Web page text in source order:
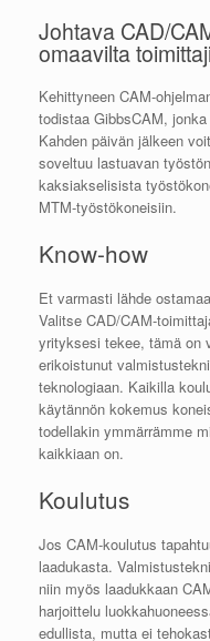
Johtava CAD/
omaavilta
Kehittyneen CAM-
todistaa GibbsCAM,
Kahden päivän jälkeen
soveltuu lastuavan
kaksiakselisista
MTM-työstökoneisiin.
Know-how
Et varmasti lähde
Valitse CAD/CAM-
yrityksesi tekee, tämä on
erikoistunut
teknologiaan. Kaikilla
käytännön kokemus
todellakin ymmärrämme
kaikkiaan on.
Koulutus
Jos CAM-koulutus
laadukasta.
niin myös laadukkaan
harjoittelu
edullista, mutta ei